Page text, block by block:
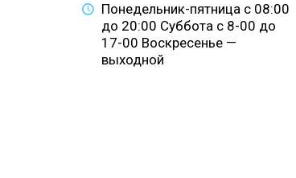
Понедельник-пятница с 08:00
до 20:00 Суббота с 8-00 до
17-00 Воскресенье —
выходной